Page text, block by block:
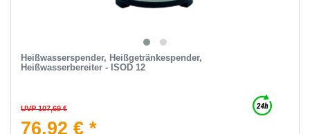
Heißwasserspender, Heißgetränkespender,
Heißwasserbereiter - ISOD 12
UVP 107,69 €
76,92 € *